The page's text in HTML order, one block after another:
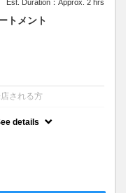
Est. Duration：Approx. 2 hrs
トメント
される方
details